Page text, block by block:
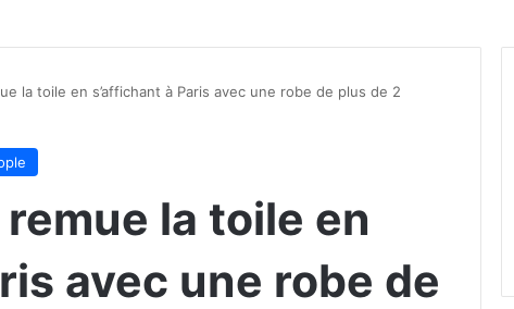
la toile en s’affichant à Paris avec une robe de plus de 2
la toile en
avec une robe de